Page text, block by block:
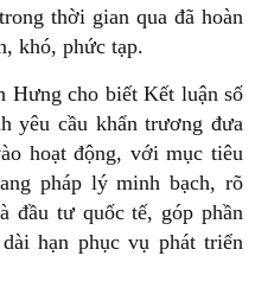
thời gian qua đã hoàn
khó, phức tạp.
Hưng cho biết Kết luận số
yêu cầu khẩn trương đưa
hoạt động, với mục tiêu
pháp lý minh bạch, rõ
đầu tư quốc tế, góp phần
hạn phục vụ phát triển